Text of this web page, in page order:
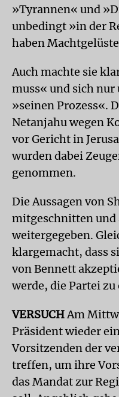
»Tyrannen« und
unbedingt »in der
haben
Auch machte sie
muss« und sich nur
»seinen Prozess«.
Netanjahu wegen
vor Gericht in
wurden dabei
genommen.
Die Aussagen von
mitgeschnitten und
weitergegeben.
klargemacht, dass
von Bennett
werde, die Partei
VERSUCHAm
Präsident wieder
Vorsitzenden der
treffen, um ihre
das Mandat zur